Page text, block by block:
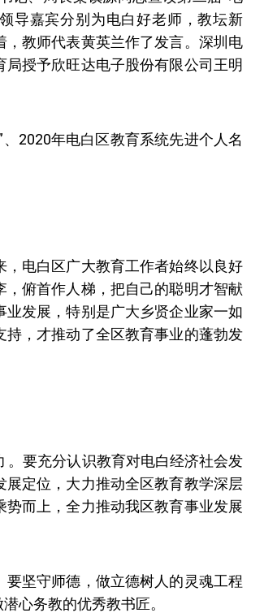
导嘉宾分别为电白好老师，教坛新
教师代表黄英兰作了发言。深圳电
授予欣旺达电子股份有限公司王明
2020年电白区教育系统先进个人名
电白区广大教育工作者始终以良好
俯首作人梯，把自己的聪明才智献
发展，特别是广大乡贤企业家一如
，才推动了全区教育事业的蓬勃发
。要充分认识教育对电白经济社会发
定位，大力推动全区教育教学深层
而上，全力推动我区教育事业发展
坚守师德，做立德树人的灵魂工程
心务教的优秀教书匠。